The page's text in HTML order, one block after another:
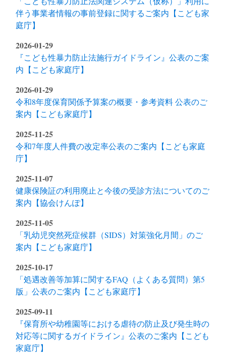
伴う事業者情報の事前登録に関するご案内【こども家
庭庁】
2026-01-29
『こども性暴力防止法施行ガイドライン』公表のご案
内【こども家庭庁】
2026-01-29
令和8年度保育関係予算案の概要・参考資料 公表のご
案内【こども家庭庁】
2025-11-25
令和7年度人件費の改定率公表のご案内【こども家庭
庁】
2025-11-07
健康保険証の利用廃止と今後の受診方法についてのご
案内【協会けんぽ】
2025-11-05
「乳幼児突然死症候群（SIDS）対策強化月間」のご
案内【こども家庭庁】
2025-10-17
「処遇改善等加算に関するFAQ（よくある質問）第5
版」公表のご案内【こども家庭庁】
2025-09-11
『保育所や幼稚園等における虐待の防止及び発生時の
対応等に関するガイドライン』公表のご案内【こども
家庭庁】